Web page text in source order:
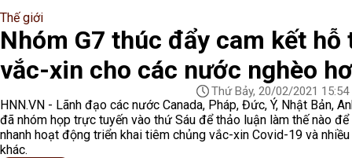
Thế giới
Nhóm G7 thúc đẩy cam kết hỗ
vắc-xin cho các nước nghèo
Thứ Bảy, 20/02/2021 15:54
HNN.VN - Lãnh đạo các nước Canada, Pháp, Đức, Ý, Nhật Bản,
đã nhóm họp trực tuyến vào thứ Sáu để thảo luận làm thế nào
nhanh hoạt động triển khai tiêm chủng vắc-xin Covid-19 và
khác.